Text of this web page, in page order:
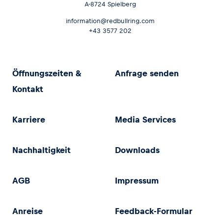
A-8724 Spielberg
information@redbullring.com
+43 3577 202
Öffnungszeiten &
Kontakt
Anfrage senden
Karriere Media Services
Nachhaltigkeit Downloads
AGB Impressum
Anreise Feedback-Formular